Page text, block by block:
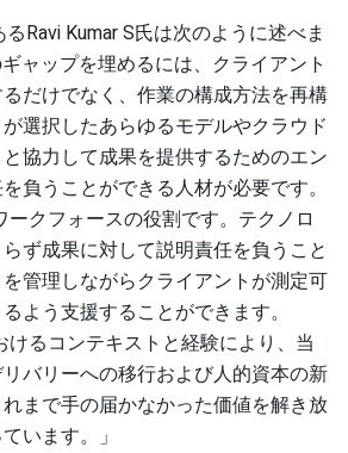
Ravi Kumar S氏は次のように述べま
ャップを埋めるには、クライアント
だけでなく、作業の構成方法を再構
選択したあらゆるモデルやクラウド
協力して成果を提供するためのエン
負うことができる人材が必要です。
ークフォースの役割です。テクノロ
ず成果に対して説明責任を負うこと
管理しながらクライアントが測定可
よう支援することができます。
けるコンテキストと経験により、当
バリーへの移行および人的資本の新
まで手の届かなかった価値を解き放
います。」